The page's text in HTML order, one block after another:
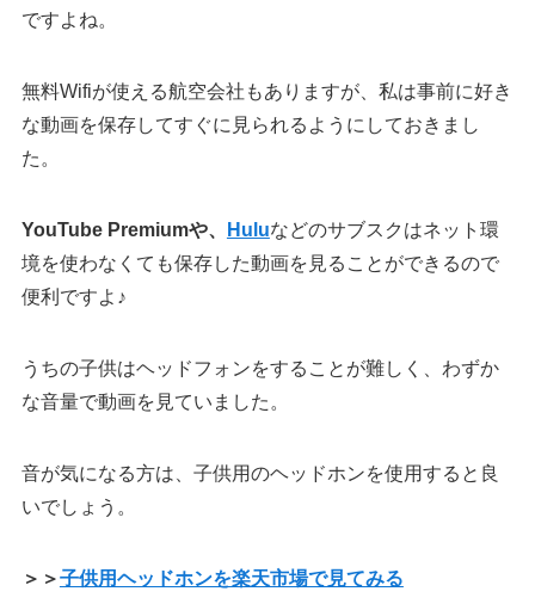
ですよね。
無料Wifiが使える航空会社もありますが、私は事前に好き
な動画を保存してすぐに見られるようにしておきまし
た。
YouTube Premiumや、 Huluなどのサブスクはネット環
境を使わなくても保存した動画を見ることができるので
便利ですよ♪
うちの子供はヘッドフォンをすることが難しく、わずか
な音量で動画を見ていました。
音が気になる方は、子供用のヘッドホンを使用すると良
いでしょう。
＞＞子供用ヘッドホンを楽天市場で見てみる